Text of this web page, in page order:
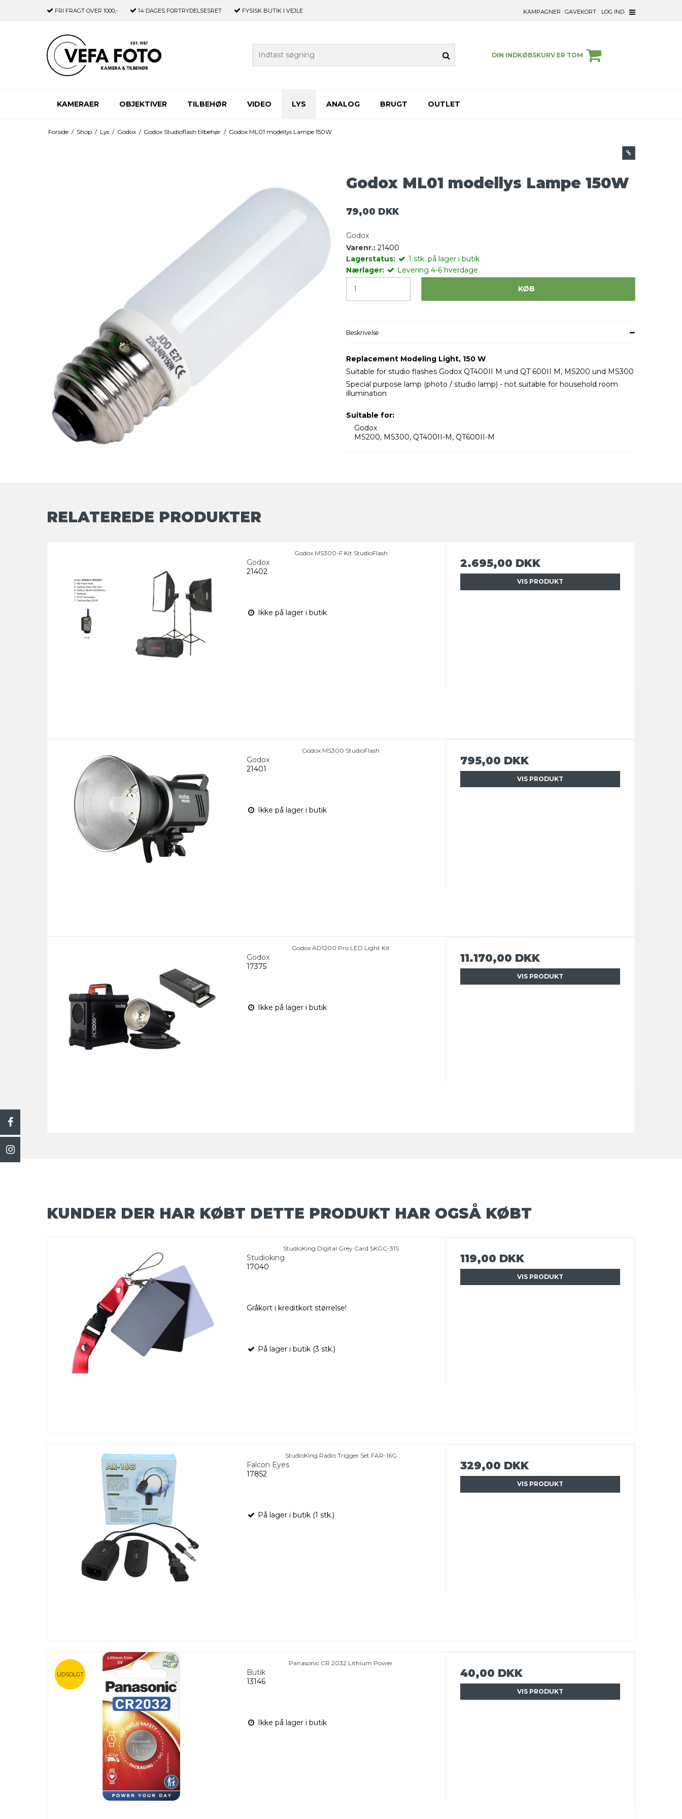
FRI FRAGT OVER 1000,- 14 DAGES FORTRYDELSESRET FYSISK BUTIK I VEJLE KAMPAGNER GAVEKORT LOG IND
DIN INDKØBSKURV ER TOM
KAMERAER OBJEKTIVER TILBEHØR VIDEO LYS ANALOG BRUGT OUTLET
Forside / Shop / Lys / Godox / Godox Studioflash tilbehør / Godox ML01 modellys Lampe 150W
Godox ML01 modellys Lampe 150W
79,00 DKK
Godox
Varenr.: 21400
Lagerstatus:
1 stk. på lager i butik
Nærlager:
Levering 4-6 hverdage
KØB
Beskrivelse
Replacement Modeling Light, 150 W
Suitable for studio flashes Godox QT400II M und QT 600II M, MS200 und MS300
Special purpose lamp (photo / studio lamp) - not suitable for household room
illumination
Suitable for:
Godox
MS200, MS300, QT400II-M, QT600II-M
RELATEREDE PRODUKTER
Godox MS300-F Kit StudioFlash
Godox
21402
Ikke på lager i butik
2.695,00 DKK
VIS PRODUKT
Godox MS300 StudioFlash
Godox
21401
Ikke på lager i butik
795,00 DKK
VIS PRODUKT
Godox AD1200 Pro LED Light Kit
Godox
17375
Ikke på lager i butik
11.170,00 DKK
VIS PRODUKT
KUNDER DER HAR KØBT DETTE PRODUKT HAR OGSÅ KØBT
StudioKing Digital Grey Card SKGC-31S
Studioking
17040
Gråkort i kreditkort størrelse!
På lager i butik (3 stk.)
119,00 DKK
VIS PRODUKT
StudioKing Radio Trigger Set FAR-16G
Falcon Eyes
17852
På lager i butik (1 stk.)
329,00 DKK
VIS PRODUKT
UDSOLGT
Panasonic CR 2032 Lithium Power
Butik
13146
Ikke på lager i butik
40,00 DKK
VIS PRODUKT